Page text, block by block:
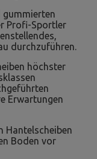
gummierten
Profi-Sportler
durchzuführen.
höchster
Erwartungen
Hantelscheiben
Boden vor